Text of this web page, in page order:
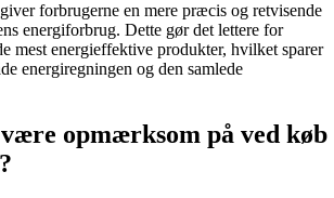
forbrugerne en mere præcis og retvisende
energiforbrug. Dette gør det lettere for
mest energieffektive produkter, hvilket sparer
energiregningen og den samlede
opmærksom på ved køb